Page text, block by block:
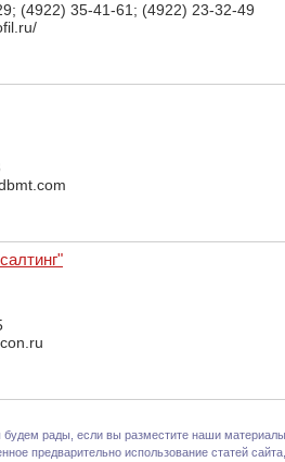
(4922) 35-41-61; (4922) 23-32-49
рады, если вы разместите наши материалы
предварительно использование статей